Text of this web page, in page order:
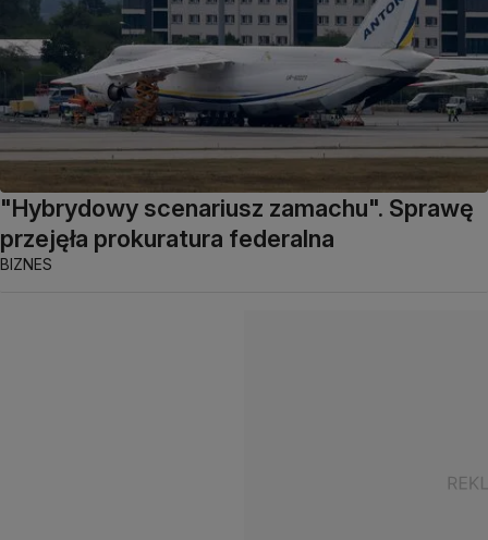
"Hybrydowy scenariusz zamachu". Sprawę
przejęła prokuratura federalna
BIZNES